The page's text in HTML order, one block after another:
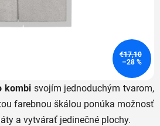
kombi svojím jednoduchým tvarom,
farebnou škálou ponúka možnosť
a vytvárať jedinečné plochy.
€17,10
–28 %